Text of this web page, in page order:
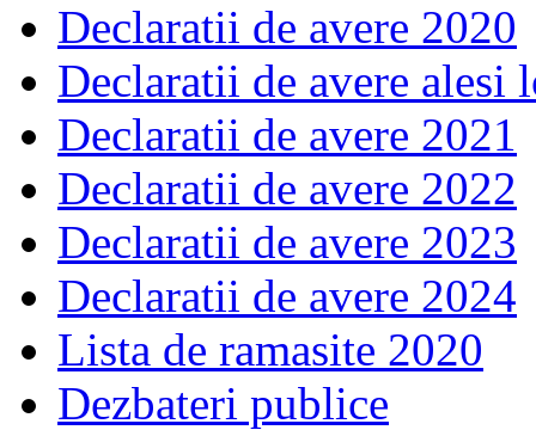
Declaratii de avere 2020
Declaratii de avere alesi
Declaratii de avere 2021
Declaratii de avere 2022
Declaratii de avere 2023
Declaratii de avere 2024
Lista de ramasite 2020
Dezbateri publice